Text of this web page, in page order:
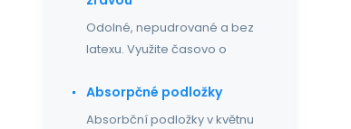
Odolné, nepudrované a bez
latexu. Využite časovo o
Absorpčné podložky
Absorbční podložky v květnu